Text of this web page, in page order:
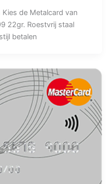
de Metalcard van
22gr. Roestvrij staal
betalen